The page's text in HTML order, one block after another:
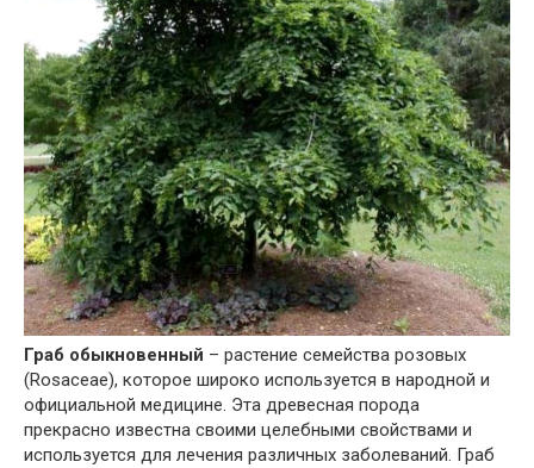
Граб обыкновенный – растение семейства розовых
(Rosaceae), которое широко используется в народной и
официальной медицине. Эта древесная порода
прекрасно известна своими целебными свойствами и
используется для лечения различных заболеваний. Граб